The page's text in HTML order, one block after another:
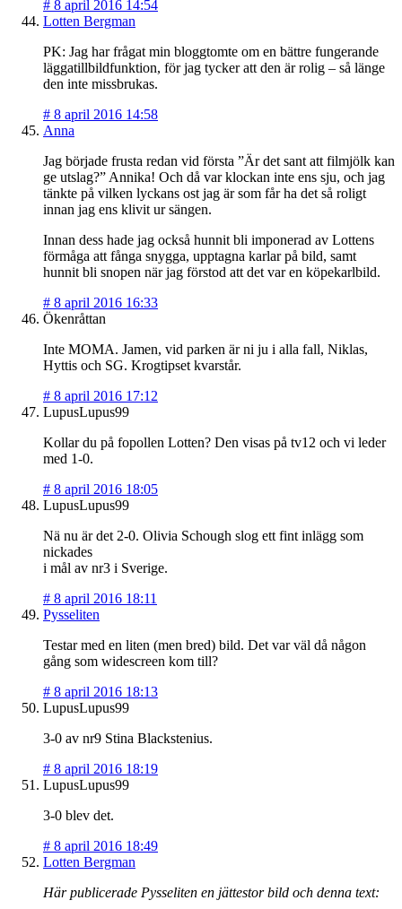
# 8 april 2016 14:54
Lotten Bergman
PK: Jag har frågat min bloggtomte om en bättre fungerande
läggatillbildfunktion, för jag tycker att den är rolig – så länge
den inte missbrukas.
# 8 april 2016 14:58
Anna
Jag började frusta redan vid första ”Är det sant att filmjölk kan
ge utslag?” Annika! Och då var klockan inte ens sju, och jag
tänkte på vilken lyckans ost jag är som får ha det så roligt
innan jag ens klivit ur sängen.
Innan dess hade jag också hunnit bli imponerad av Lottens
förmåga att fånga snygga, upptagna karlar på bild, samt
hunnit bli snopen när jag förstod att det var en köpekarlbild.
# 8 april 2016 16:33
Ökenråttan
Inte MOMA. Jamen, vid parken är ni ju i alla fall, Niklas,
Hyttis och SG. Krogtipset kvarstår.
# 8 april 2016 17:12
LupusLupus99
Kollar du på fopollen Lotten? Den visas på tv12 och vi leder
med 1-0.
# 8 april 2016 18:05
LupusLupus99
Nä nu är det 2-0. Olivia Schough slog ett fint inlägg som
nickades
i mål av nr3 i Sverige.
# 8 april 2016 18:11
Pysseliten
Testar med en liten (men bred) bild. Det var väl då någon
gång som widescreen kom till?
# 8 april 2016 18:13
LupusLupus99
3-0 av nr9 Stina Blackstenius.
# 8 april 2016 18:19
LupusLupus99
3-0 blev det.
# 8 april 2016 18:49
Lotten Bergman
Här publicerade Pysseliten en jättestor bild och denna text: